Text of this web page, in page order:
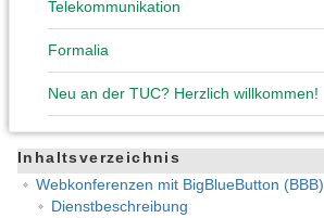
Telekommunikation
Formalia
Neu an der TUC? Herzlich willkommen!
Inhaltsverzeichnis
Webkonferenzen mit BigBlueButton (BBB)
Dienstbeschreibung